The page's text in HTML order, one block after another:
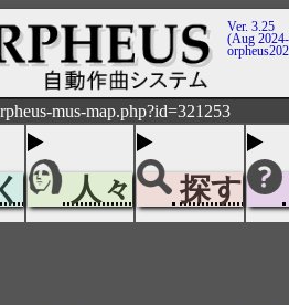
Ver. 3.25
(Aug
mus-map.php?id=321253
人々 探す